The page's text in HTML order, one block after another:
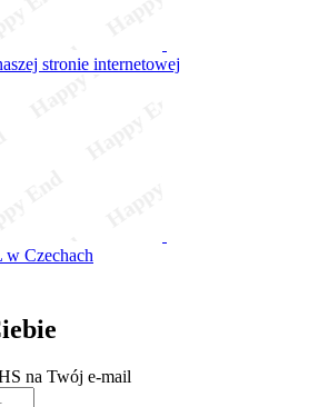
stronie internetowej
Czechach
na Twój e-mail